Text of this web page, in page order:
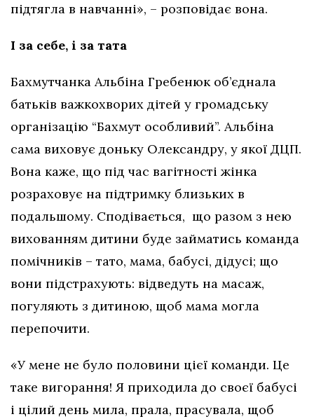
підтягла в навчанні», – розповідає вона.
І за себе, і за тата
Бахмутчанка Альбіна Гребенюк об’єднала
батьків важкохворих дітей у громадську
організацію “Бахмут особливий”. Альбіна
сама виховує доньку Олександру, у якої ДЦП.
Вона каже, що під час вагітності жінка
розраховує на підтримку близьких в
подальшому. Сподівається, що разом з нею
вихованням дитини буде займатись команда
помічників – тато, мама, бабусі, дідусі; що
вони підстрахують: відведуть на масаж,
погуляють з дитиною, щоб мама могла
перепочити.
«У мене не було половини цієї команди. Це
таке вигорання! Я приходила до своєї бабусі
і цілий день мила, прала, прасувала, щоб